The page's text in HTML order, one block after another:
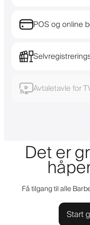
POS og online
Avtaletavle for
Det er
Få tilgang til alle
Start